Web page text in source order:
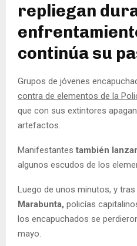
repliegan
continúa su
Grupos de jóvenes
contra de elementos de la
que con sus extintores
artefactos.
Manifestantes también
algunos escudos de los
Luego de unos minutos, y tras
Marabunta, policías
los encapuchados se
mayo.